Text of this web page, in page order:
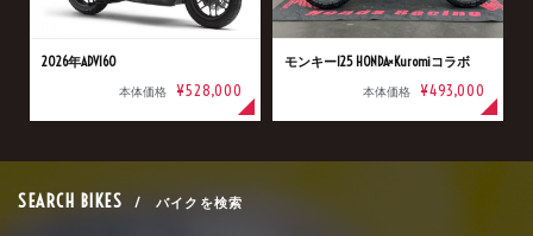
2026年ADV160
本体価格 ¥528,000
モンキー125 HONDA×Kuromiコラボ
本体価格 ¥493,000
SEARCH BIKES / バイクを検索